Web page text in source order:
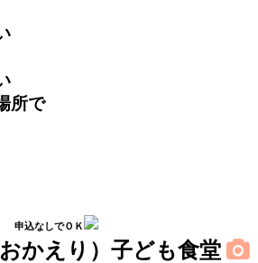
所で
申込なしでＯＫ
かえり）子ども食堂